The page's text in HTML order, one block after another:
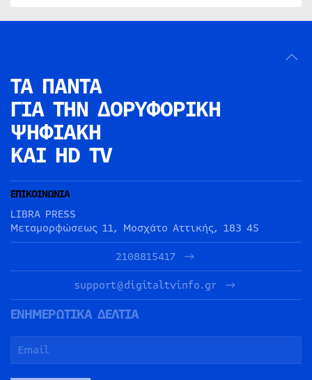
ΤΑ ΠΑΝΤΑ
ΓΙΑ ΤΗΝ ΔΟΡΥΦΟΡΙΚΗ
ΨΗΦΙΑΚΗ
ΚΑΙ HD TV
ΕΠΙΚΟΙΝΩΝΙΑ
LIBRA PRESS
Μεταμορφώσεως 11, Μοσχάτο Αττικής, 183 45
2108815417
support@digitaltvinfo.gr
ΕΝΗΜΕΡΩΤΙΚΑ ΔΕΛΤΙΑ